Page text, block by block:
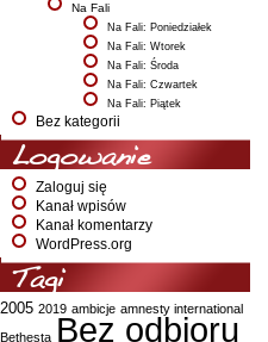
Na Fali
Na Fali: Poniedziałek
Na Fali: Wtorek
Na Fali: Środa
Na Fali: Czwartek
Na Fali: Piątek
Bez kategorii
Logowanie
Zaloguj się
Kanał wpisów
Kanał komentarzy
WordPress.org
Tagi
2005 2019 ambicje amnesty international
Bethesta Bez odbioru